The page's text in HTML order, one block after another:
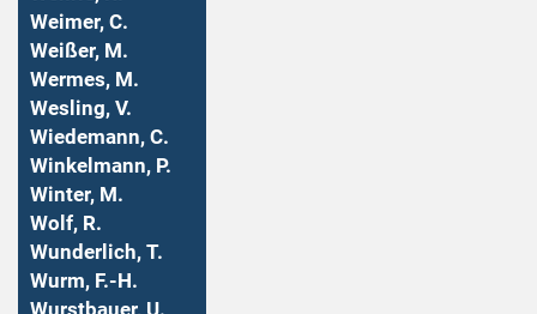
Weimer, C.
Weißer, M.
Wermes, M.
Wesling, V.
Wiedemann, C.
Winkelmann, P.
Winter, M.
Wolf, R.
Wunderlich, T.
Wurm, F.-H.
Wurstbauer, U.